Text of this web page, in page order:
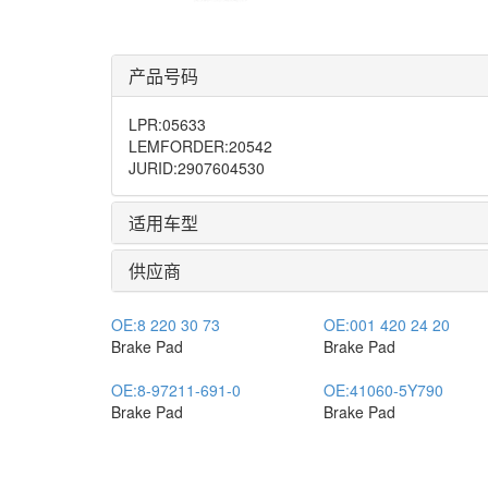
产品号码
LPR:05633
LEMFORDER:20542
JURID:2907604530
适用车型
供应商
OE:8 220 30 73
Brake Pad
OE:001 420 24 20
Brake Pad
OE:8-97211-691-0
Brake Pad
OE:41060-5Y790
Brake Pad